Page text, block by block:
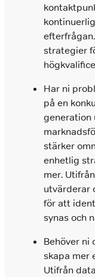
strategier
Har ni
på en
generation
stärker
enhetlig
mer.
utvärderar
för att
synas och
Behöver ni
skapa mer
Utifrån